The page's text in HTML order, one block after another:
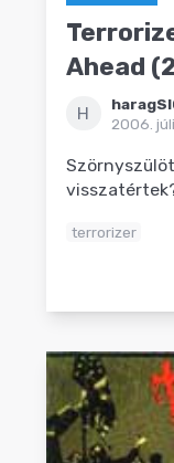
Ahead
H
2006.
terrorizer